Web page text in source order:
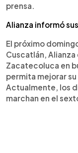
prensa.
Alianza informó
El próximo
Cuscatlán,
Zacatecoluca en
permita mejorar
Actualmente, los
marchan en el